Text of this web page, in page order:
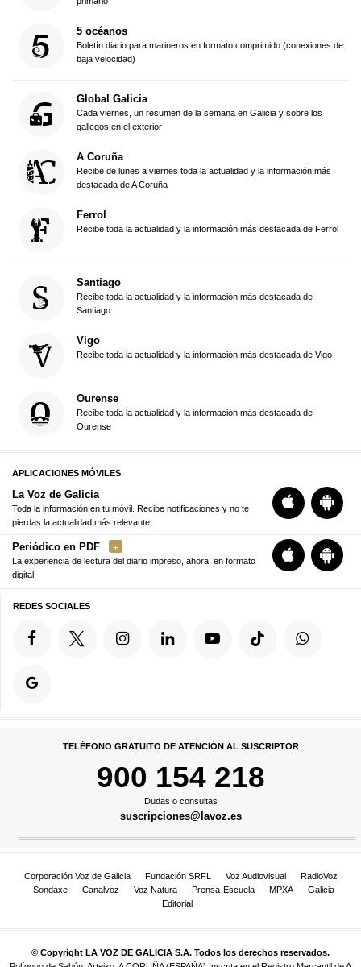
5 océanos
Boletín diario para marineros en formato comprimido (conexiones de
baja velocidad)
Global Galicia
Cada viernes, un resumen de la semana en Galicia y sobre los
gallegos en el exterior
A Coruña
Recibe de lunes a viernes toda la actualidad y la información más
destacada de A Coruña
Ferrol
Recibe toda la actualidad y la información más destacada de Ferrol
Santiago
Recibe toda la actualidad y la información más destacada de
Santiago
Vigo
Recibe toda la actualidad y la información más destacada de Vigo
Ourense
Recibe toda la actualidad y la información más destacada de
Ourense
APLICACIONES MÓVILES
La Voz de Galicia
Toda la información en tu móvil. Recibe notificaciones y no te
pierdas la actualidad más relevante
Periódico en PDF
La experiencia de lectura del diario impreso, ahora, en formato
digital
REDES SOCIALES
TELÉFONO GRATUITO DE ATENCIÓN AL SUSCRIPTOR
900 154 218
Dudas o consultas
suscripciones@lavoz.es
Corporación Voz de Galicia Fundación SRFL Voz Audiovisual
RadioVoz
Sondaxe
Canalvoz Voz Natura Prensa-Escuela MPXA
Galicia
Editorial
© Copyright LA VOZ DE GALICIA S.A. Todos los derechos reservados.